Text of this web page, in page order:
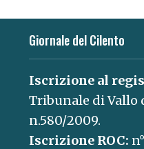
Giornale del Cilento
Iscrizione al
Tribunale di Vallo
n.580/2009.
Iscrizione ROC: